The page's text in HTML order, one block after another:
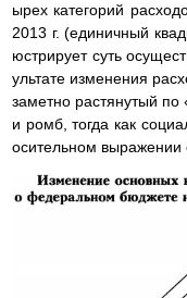
ырех категорий
2013 г. (единичный
юстрирует суть
ультате изменения
заметно растянутый по
и ромб, тогда как
осительном выражении